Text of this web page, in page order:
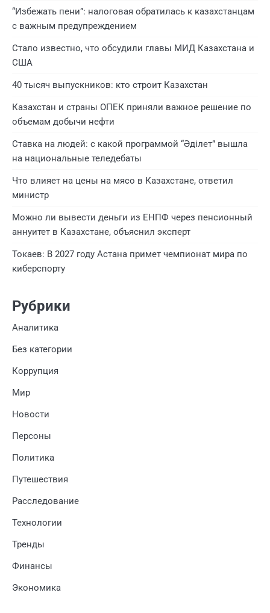
“Избежать пени”: налоговая обратилась к казахстанцам
с важным предупреждением
Стало известно, что обсудили главы МИД Казахстана и
США
40 тысяч выпускников: кто строит Казахстан
Казахстан и страны ОПЕК приняли важное решение по
объемам добычи нефти
Ставка на людей: с какой программой “Әділет” вышла
на национальные теледебаты
Что влияет на цены на мясо в Казахстане, ответил
министр
Можно ли вывести деньги из ЕНПФ через пенсионный
аннуитет в Казахстане, объяснил эксперт
Токаев: В 2027 году Астана примет чемпионат мира по
киберспорту
Рубрики
Аналитика
Без категории
Коррупция
Мир
Новости
Персоны
Политика
Путешествия
Расследование
Технологии
Тренды
Финансы
Экономика